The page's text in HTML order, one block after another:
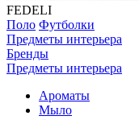
FEDELI
Поло Футболки
Предметы интерьера
Бренды
Предметы интерьера
Ароматы
Мыло